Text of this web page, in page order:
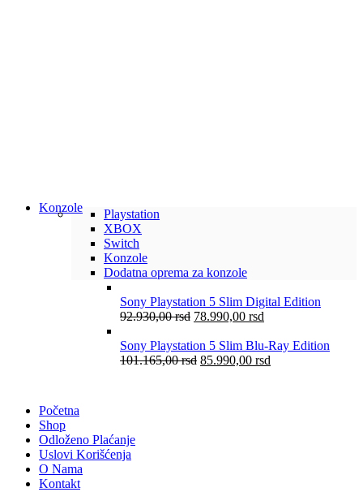
Konzole
Playstation
XBOX
Switch
Konzole
Dodatna oprema za konzole
Sony Playstation 5 Slim Digital Edition
92.930,00rsd 78.990,00 rsd
Sony Playstation 5 Slim Blu-Ray Edition
101.165,00rsd 85.990,00 rsd
Početna
Shop
Odloženo Plaćanje
Uslovi Korišćenja
O Nama
Kontakt